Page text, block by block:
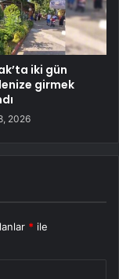
iki gün
girmek
2026
* ile